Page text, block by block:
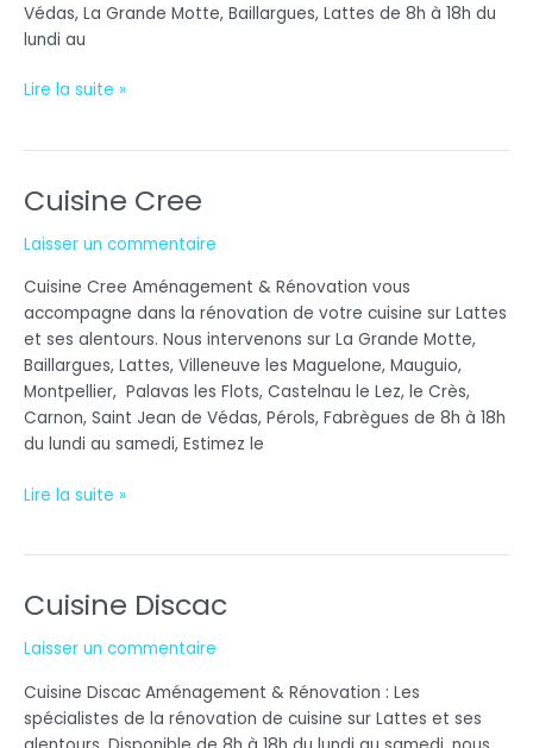
Védas, La Grande Motte, Baillargues, Lattes de 8h à 18h du
lundi au
Lire la suite »
Cuisine Cree
Laisser un commentaire
Cuisine Cree Aménagement & Rénovation vous
accompagne dans la rénovation de votre cuisine sur Lattes
et ses alentours. Nous intervenons sur La Grande Motte,
Baillargues, Lattes, Villeneuve les Maguelone, Mauguio,
Montpellier, Palavas les Flots, Castelnau le Lez, le Crès,
Carnon, Saint Jean de Védas, Pérols, Fabrègues de 8h à 18h
du lundi au samedi, Estimez le
Cuisine
Lire la suite »
Cuisine Discac
Laisser un commentaire
Cuisine Discac Aménagement & Rénovation : Les
spécialistes de la rénovation de cuisine sur Lattes et ses
Cuisine